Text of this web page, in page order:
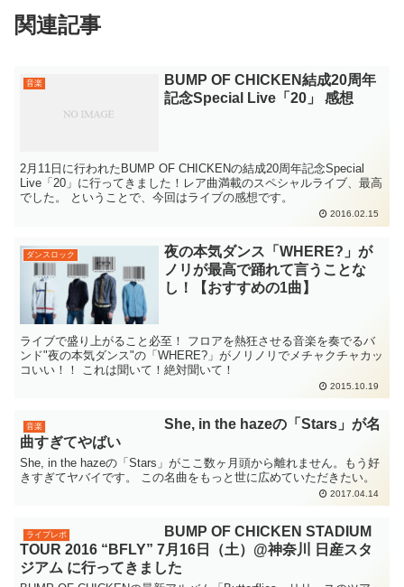
関連記事
音楽
BUMP OF CHICKEN結成20周年
記念Special Live「20」 感想
2月11日に行われたBUMP OF CHICKENの結成20周年記念Special
Live「20」に行ってきました！レア曲満載のスペシャルライブ、最高
でした。 ということで、今回はライブの感想です。
2016.02.15
ダンスロック
夜の本気ダンス「WHERE?」が
ノリが最高で踊れて言うことな
し！【おすすめの1曲】
ライブで盛り上がること必至！ フロアを熱狂させる音楽を奏でるバ
ンド"夜の本気ダンス"の「WHERE?」がノリノリでメチャクチャカッ
コいい！！ これは聞いて！絶対聞いて！
2015.10.19
音楽
She, in the hazeの「Stars」が名
曲すぎてやばい
She, in the hazeの「Stars」がここ数ヶ月頭から離れません。もう好
きすぎてヤバイです。 この名曲をもっと世に広めていただきたい。
2017.04.14
ライブレポ
BUMP OF CHICKEN STADIUM
TOUR 2016 “BFLY” 7月16日（土）@神奈川 日産スタ
ジアム に行ってきました